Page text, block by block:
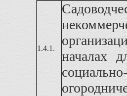
1.4.1.
началах